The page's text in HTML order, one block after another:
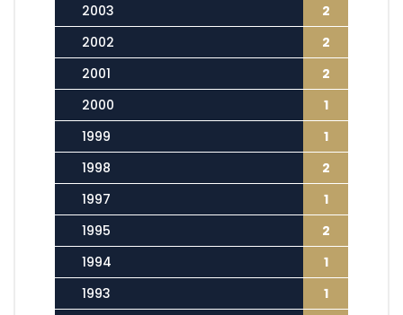
2003
2
2002
2
2001
2
2000
1
1999
1
1998
2
1997
1
1995
2
1994
1
1993
1